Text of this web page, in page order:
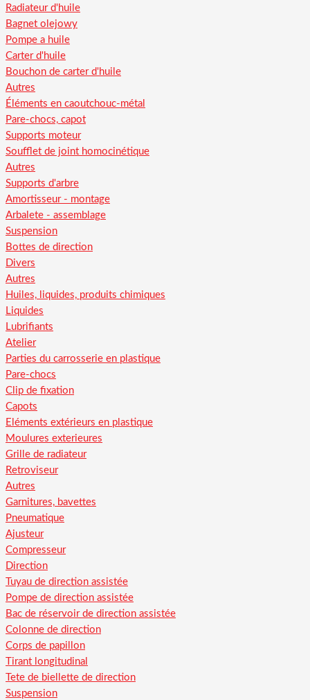
Radiateur d'huile
Bagnet olejowy
Pompe a huile
Carter d'huile
Bouchon de carter d'huile
Autres
Éléments en caoutchouc-métal
Pare-chocs, capot
Supports moteur
Soufflet de joint homocinétique
Autres
Supports d'arbre
Amortisseur - montage
Arbalete - assemblage
Suspension
Bottes de direction
Divers
Autres
Huiles, liquides, produits chimiques
Liquides
Lubrifiants
Atelier
Parties du carrosserie en plastique
Pare-chocs
Clip de fixation
Capots
Eléments extérieurs en plastique
Moulures exterieures
Grille de radiateur
Retroviseur
Autres
Garnitures, bavettes
Pneumatique
Ajusteur
Compresseur
Direction
Tuyau de direction assistée
Pompe de direction assistée
Bac de réservoir de direction assistée
Colonne de direction
Corps de papillon
Tirant longitudinal
Tete de biellette de direction
Suspension